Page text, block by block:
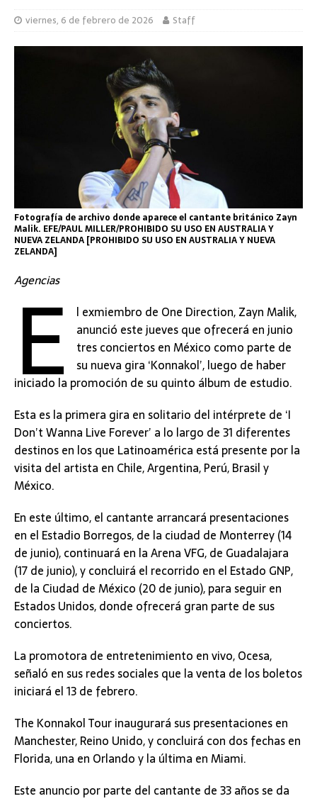
viernes, 6 de febrero de 2026 Staff
Fotografía de archivo donde aparece el cantante británico Zayn
Malik. EFE/PAUL MILLER/PROHIBIDO SU USO EN AUSTRALIA Y
NUEVA ZELANDA [PROHIBIDO SU USO EN AUSTRALIA Y NUEVA
ZELANDA]
Agencias
E l exmiembro de One Direction, Zayn Malik,
anunció este jueves que ofrecerá en junio
tres conciertos en México como parte de
su nueva gira ‘Konnakol’, luego de haber
iniciado la promoción de su quinto álbum de estudio.
Esta es la primera gira en solitario del intérprete de ‘I
Don’t Wanna Live Forever’ a lo largo de 31 diferentes
destinos en los que Latinoamérica está presente por la
visita del artista en Chile, Argentina, Perú, Brasil y
México.
En este último, el cantante arrancará presentaciones
en el Estadio Borregos, de la ciudad de Monterrey (14
de junio), continuará en la Arena VFG, de Guadalajara
(17 de junio), y concluirá el recorrido en el Estado GNP,
de la Ciudad de México (20 de junio), para seguir en
Estados Unidos, donde ofrecerá gran parte de sus
conciertos.
La promotora de entretenimiento en vivo, Ocesa,
señaló en sus redes sociales que la venta de los boletos
iniciará el 13 de febrero.
The Konnakol Tour inaugurará sus presentaciones en
Manchester, Reino Unido, y concluirá con dos fechas en
Florida, una en Orlando y la última en Miami.
Este anuncio por parte del cantante de 33 años se da